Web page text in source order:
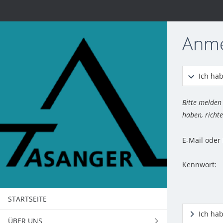
STARTSEITE
ÜBER UNS
Ich
Bitte
haben,
E-Mail
Kennwort:
Ich